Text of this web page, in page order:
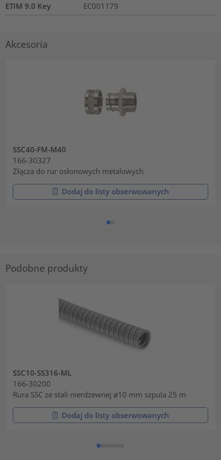
ETIM 9.0 Key
EC001179
Akcesoria
SSC40-FM-M40
166-30327
Złącza do rur osłonowych metalowych
Dodaj do listy obserwowanych
Podobne produkty
SSC10-SS316-ML
166-30200
Rura SSC ze stali nierdzewnej ø10 mm szpula 25 m
Dodaj do listy obserwowanych